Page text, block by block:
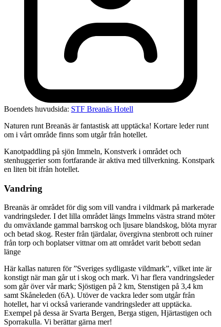
Boendets huvudsida: STF Breanäs Hotell
Naturen runt Breanäs är fantastisk att upptäcka! Kortare leder runt
om i vårt område finns som utgår från hotellet.
Kanotpaddling på sjön Immeln, Konstverk i området och
stenhuggerier som fortfarande är aktiva med tillverkning. Konstpark
en liten bit ifrån hotellet.
Vandring
Breanäs är området för dig som vill vandra i vildmark på markerade
vandringsleder. I det lilla området längs Immelns västra strand möter
du omväxlande gammal barrskog och ljusare blandskog, blöta myrar
och betad skog. Rester från tjärdalar, övergivna stenbrott och ruiner
från torp och boplatser vittnar om att området varit bebott sedan
länge
Här kallas naturen för ”Sveriges sydligaste vildmark”, vilket inte är
konstigt när man går ut i skog och mark. Vi har flera vandringsleder
som går över vår mark; Sjöstigen på 2 km, Stenstigen på 3,4 km
samt Skåneleden (6A). Utöver de vackra leder som utgår från
hotellet, har vi också varierande vandringsleder att upptäcka.
Exempel på dessa är Svarta Bergen, Berga stigen, Hjärtastigen och
Sporrakulla. Vi berättar gärna mer!